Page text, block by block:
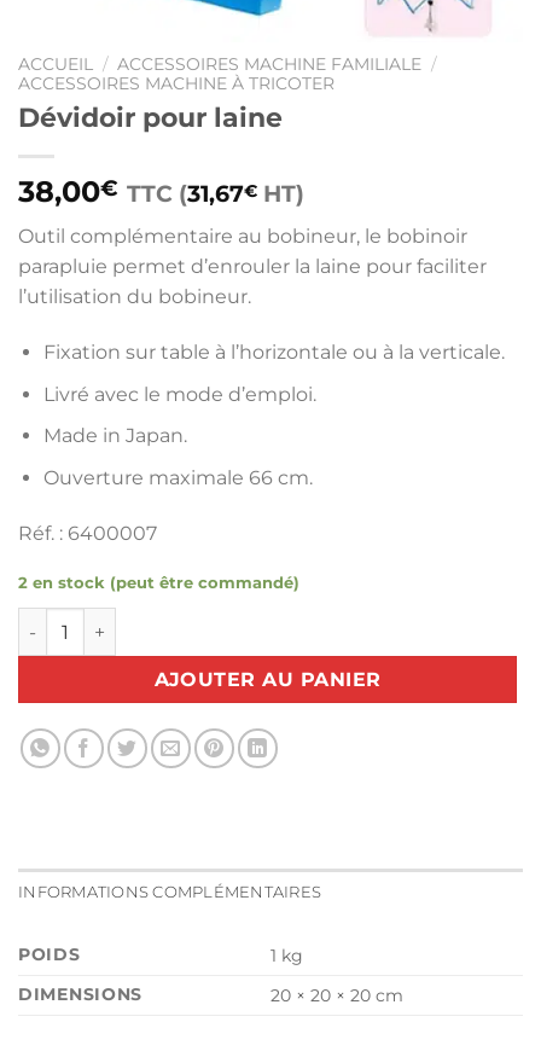
ACCUEIL / ACCESSOIRES MACHINE FAMILIALE /
ACCESSOIRES MACHINE À TRICOTER
Dévidoir pour laine
38,00€ TTC (31,67€ HT)
Outil complémentaire au bobineur, le bobinoir
parapluie permet d’enrouler la laine pour faciliter
l’utilisation du bobineur.
Fixation sur table à l’horizontale ou à la verticale.
Livré avec le mode d’emploi.
Made in Japan.
Ouverture maximale 66 cm.
Réf. : 6400007
2 en stock (peut être commandé)
quantité de Dévidoir pour laine
AJOUTER AU PANIER
INFORMATIONS COMPLÉMENTAIRES
POIDS
1 kg
DIMENSIONS
20 × 20 × 20 cm